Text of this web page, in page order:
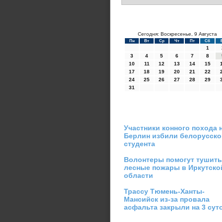
Сегодня: Воскресенье, 9 Августа
Пн Вт Ср Чт Пт Сб
1
3
4 5 6 7 8
10
11 12 13 14 15
17
18 19 20 21 22
24
25 26 27 28 29
31
Участники конного похода
Берлин избили
студента
Волонтеры помогут тушить
лесные пожары в
области
Трассу Тюмень-Ханты-
Мансийск из-за провала
асфальта закрыли на 3